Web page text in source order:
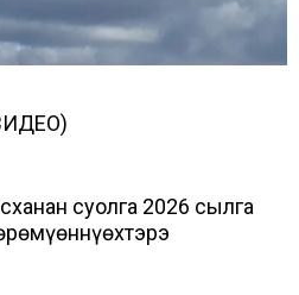
суолга 2026 сылга